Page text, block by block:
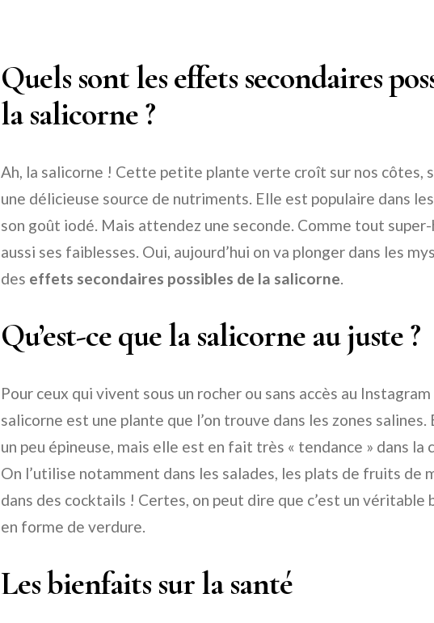
Quels sont les effets secondaires
la salicorne ?
Ah, la salicorne ! Cette petite plante verte croît sur nos côtes,
une délicieuse source de nutriments. Elle est populaire dans
son goût iodé. Mais attendez une seconde. Comme tout
aussi ses faiblesses. Oui, aujourd’hui on va plonger dans les
des effets secondaires possibles de la salicorne.
Qu’est-ce que la salicorne au juste ?
Pour ceux qui vivent sous un rocher ou sans accès au
salicorne est une plante que l’on trouve dans les zones
un peu épineuse, mais elle est en fait très « tendance » dans la
On l’utilise notamment dans les salades, les plats de fruits de
dans des cocktails ! Certes, on peut dire que c’est un
en forme de verdure.
Les bienfaits sur la santé